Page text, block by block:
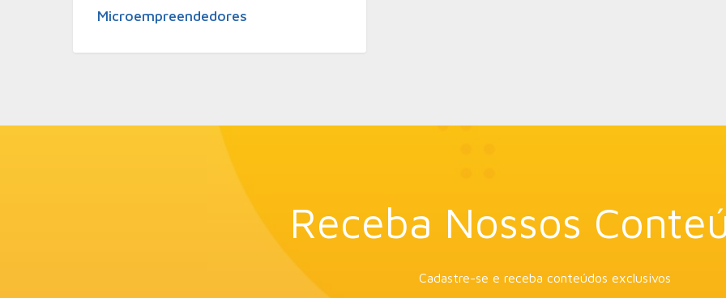
Microempreendedores
Receba Nossos
Cadastre-se e receba conteúdos exclusivos